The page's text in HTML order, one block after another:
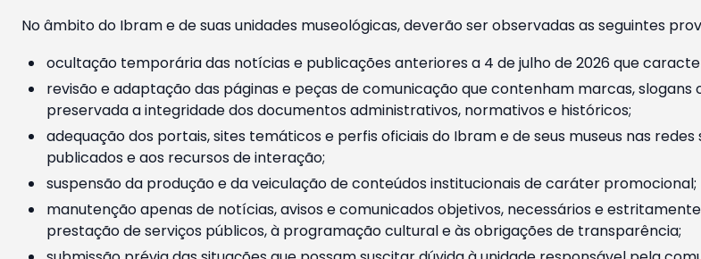
No âmbito do Ibram e de suas unidades museológicas, deverão ser observadas as seguintes
ocultação temporária das notícias e publicações anteriores a 4 de julho de 2026 que
revisão e adaptação das páginas e peças de comunicação que contenham marcas,
preservada a integridade dos documentos administrativos, normativos e históricos;
adequação dos portais, sites temáticos e perfis oficiais do Ibram e de seus museus nas
publicados e aos recursos de interação;
suspensão da produção e da veiculação de conteúdos institucionais de caráter promocional;
manutenção apenas de notícias, avisos e comunicados objetivos, necessários e
prestação de serviços públicos, à programação cultural e às obrigações de transparência;